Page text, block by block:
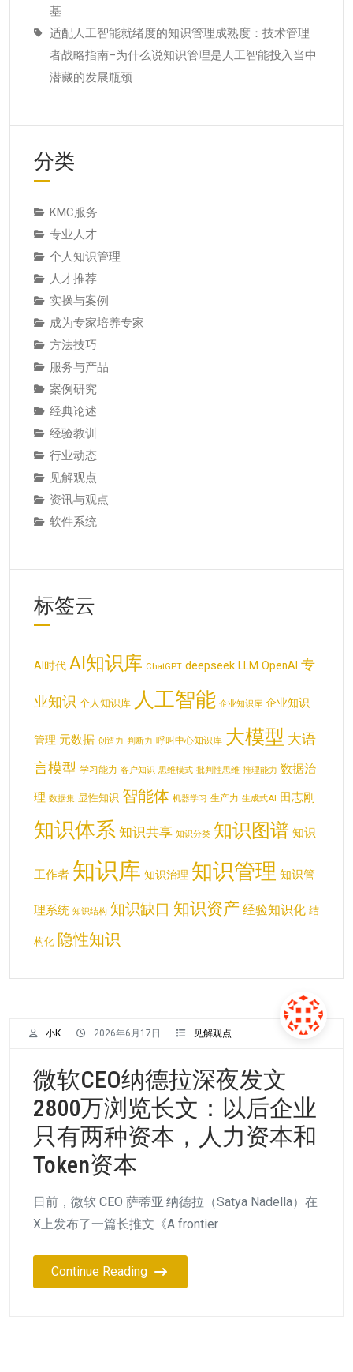
小K 2026年6月17日 见解观点
微软CEO纳德拉深夜发文
2800万浏览长文：以后企业
只有两种资本，人力资本和
Token资本
日前，微软 CEO 萨蒂亚·纳德拉（Satya Nadella）在
X上发布了一篇长推文《A frontier
Continue Reading
基
适配人工智能就绪度的知识管理成熟度：技术管理
者战略指南–为什么说知识管理是人工智能投入当中
潜藏的发展瓶颈
分类
KMC服务
专业人才
个人知识管理
人才推荐
实操与案例
成为专家培养专家
方法技巧
服务与产品
案例研究
经典论述
经验教训
行业动态
见解观点
资讯与观点
软件系统
标签云
AI时代 AI知识库 ChatGPT deepseek LLM OpenAI 专
业知识 个人知识库 人工智能 企业知识库 企业知识
管理 元数据 创造力 判断力 呼叫中心知识库 大模型 大语
言模型 学习能力 客户知识 思维模式 批判性思维 推理能力 数据治
理 数据集 显性知识 智能体 机器学习 生产力 生成式AI 田志刚
知识体系 知识共享 知识分类 知识图谱 知识
工作者 知识库 知识治理 知识管理 知识管
理系统 知识结构 知识缺口 知识资产 经验知识化 结
构化 隐性知识